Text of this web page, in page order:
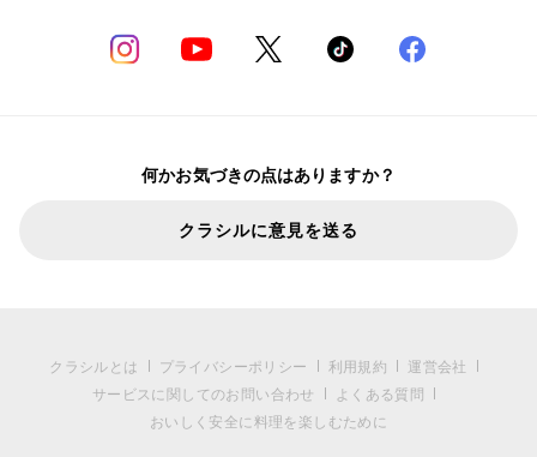
何かお気づきの点はありますか？
クラシルに意見を送る
クラシルとは プライバシーポリシー 利用規約
運営会社
サービスに関してのお問い合わせ
よくある質問
おいしく安全に料理を楽しむために